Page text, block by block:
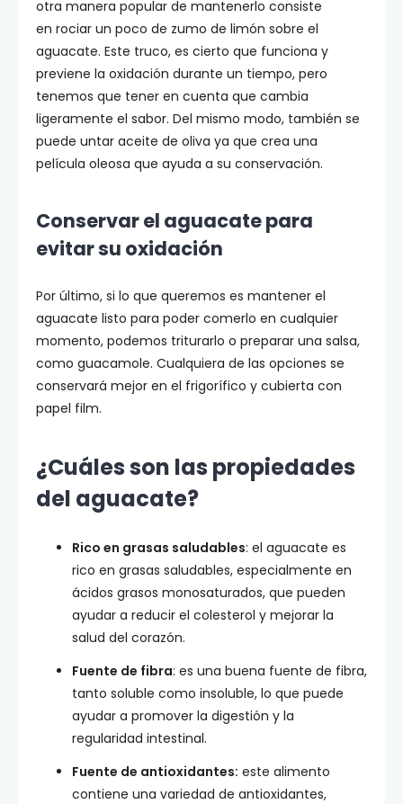
otra manera popular de mantenerlo consiste
en rociar un poco de zumo de limón sobre el
aguacate. Este truco, es cierto que funciona y
previene la oxidación durante un tiempo, pero
tenemos que tener en cuenta que cambia
ligeramente el sabor. Del mismo modo, también se
puede untar aceite de oliva ya que crea una
película oleosa que ayuda a su conservación.
Conservar el aguacate para
evitar su oxidación
Por último, si lo que queremos es mantener el
aguacate listo para poder comerlo en cualquier
momento, podemos triturarlo o preparar una salsa,
como guacamole. Cualquiera de las opciones se
conservará mejor en el frigorífico y cubierta con
papel film.
¿Cuáles son las propiedades
del aguacate?
Rico en grasas saludables: el aguacate es
rico en grasas saludables, especialmente en
ácidos grasos monosaturados, que pueden
ayudar a reducir el colesterol y mejorar la
salud del corazón.
Fuente de fibra: es una buena fuente de fibra,
tanto soluble como insoluble, lo que puede
ayudar a promover la digestión y la
regularidad intestinal.
Fuente de antioxidantes: este alimento
contiene una variedad de antioxidantes,